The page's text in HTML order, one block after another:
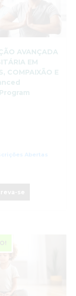
AVANÇADA
EM
COMPAIXÃO E
Abertas